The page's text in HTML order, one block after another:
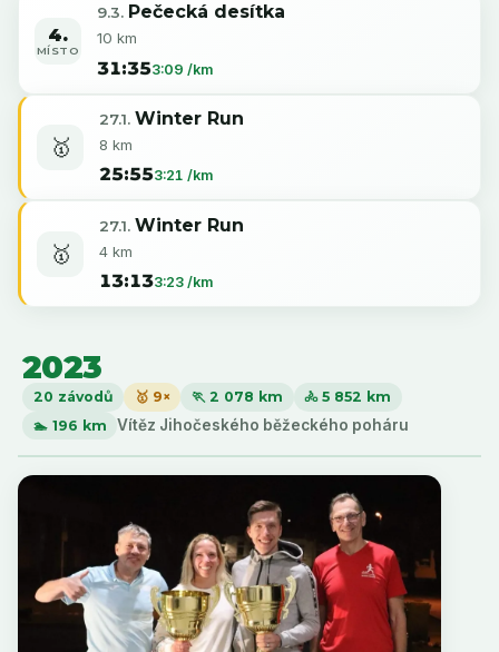
4.
MÍSTO
9.3. Pečecká desítka
10 km
31:353:09 /km
🥇
27.1. Winter Run
8 km
25:553:21 /km
🥇
27.1. Winter Run
4 km
13:133:23 /km
2023
20 závodů 🥇 9× 🏃 2 078 km
🚴 5 852 km
🏊 196 km
Vítěz Jihočeského běžeckého poháru